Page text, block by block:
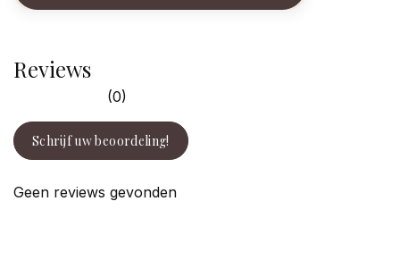
Reviews
(0)
Schrijf uw beoordeling!
Geen reviews gevonden